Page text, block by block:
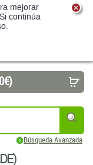
mejorar
continúa
Búsqueda Avanzada
€)